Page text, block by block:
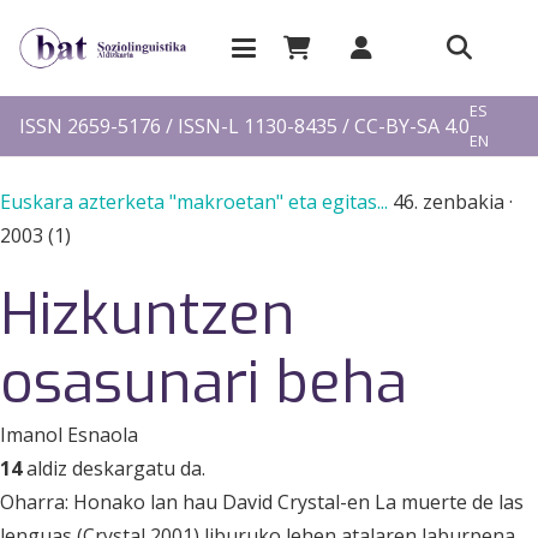
ISSN 2659-5176 / ISSN-L 1130-8435 / CC-BY-SA 4.0
ES
EN
Euskara azterketa "makroetan" eta egitas... 46. zenbakia ·
2003 (1)
Hizkuntzen
osasunari beha
Imanol Esnaola
14aldiz deskargatu da.
Oharra: Honako lan hau David Crystal-en La muerte de las